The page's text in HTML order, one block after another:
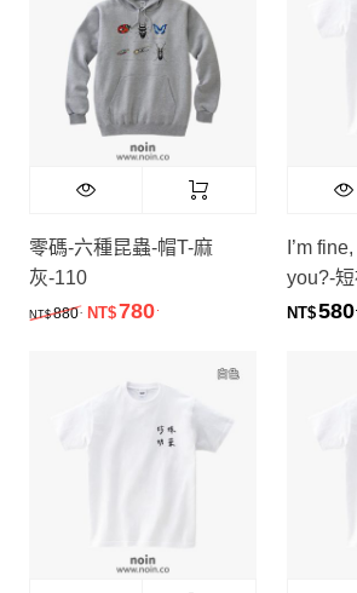
零碼-六種昆蟲-帽T-麻
灰-110
NT$ 880. 原始價格：NT$880.。
NT$780目前價格：NT$780.。
I’m
you?-
NT$580